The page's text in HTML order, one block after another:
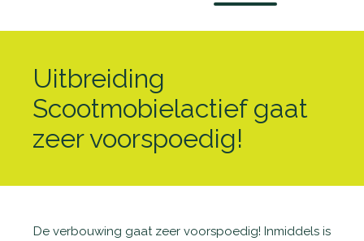
Over ons
Wie zijn wij
Waarom Scootmobielactief
Openingstijden
Service
Onderhoud en reparatie
Schadeherstel
Producten
Vaste scootmobielen
Nieuws
Uitbreiding
Scootmobielactief gaat
zeer voorspoedig!
De verbouwing gaat zeer voorspoedig! Inmiddels is